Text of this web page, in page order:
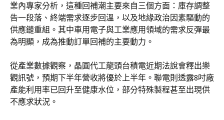
業內專家分析，這種回補潮主要來自三個方面：庫存調整
告一段落、終端需求逐步回溫，以及地緣政治因素驅動的
供應鏈重組。其中車用電子與工業應用領域的需求反彈最
為明顯，成為推動訂單回補的主要動力。
從產業數據觀察，晶圓代工龍頭台積電近期法說會釋出樂
觀訊號，預期下半年營收將優於上半年。聯電則透露8吋廠
產能利用率已回升至健康水位，部分特殊製程甚至出現供
不應求狀況。